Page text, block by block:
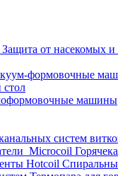
Защита от насекомых
формовочные
машины
систем